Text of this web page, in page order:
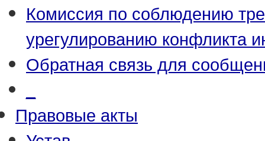
Комиссия по соблюдению
урегулированию конфликта
Обратная связь для
Правовые акты